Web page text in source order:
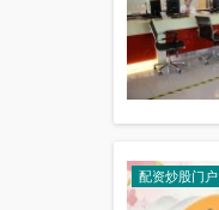
配资炒股门户